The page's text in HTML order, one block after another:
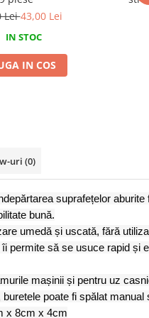
Lei43,00 Lei
IN STOC
IN COS
uri (0)
suprafețelor
bună.
umedă și uscată, fără
permite să se usuce rapid și
mașinii și pentru uz
poate fi spălat manual
x 8cm x 4cm